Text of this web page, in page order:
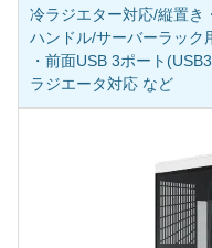
冷ラジエター対応/縦置き
ハンドル/サーバーラック
・前面USB 3ポート
ラジエータ対応 など